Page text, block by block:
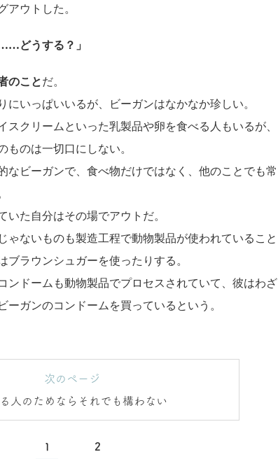
アウトした。
どうする？」
のことだ。
にいっぱいいるが、ビーガンはなかなか珍しい。
スクリームといった乳製品や卵を食べる人もいるが、
ものは一切口にしない。
なビーガンで、食べ物だけではなく、他のことでも常
いた自分はその場でアウトだ。
ゃないものも製造工程で動物製品が使われていること
ブラウンシュガーを使ったりする。
ンドームも動物製品でプロセスされていて、彼はわざ
ーガンのコンドームを買っているという。
次のページ
人のためならそれでも構わない
1 2